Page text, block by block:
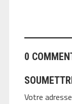
0
Votre